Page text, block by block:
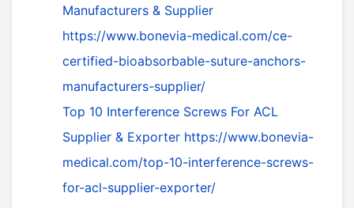
Manufacturers & Supplier
https://www.bonevia-medical.com/ce-
certified-bioabsorbable-suture-anchors-
manufacturers-supplier/
Top 10 Interference Screws For ACL
Supplier & Exporter https://www.bonevia-
medical.com/top-10-interference-screws-
for-acl-supplier-exporter/